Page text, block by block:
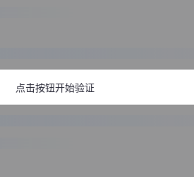
点击按钮开始验证